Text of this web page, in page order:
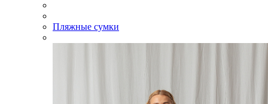
Пляжные сумки